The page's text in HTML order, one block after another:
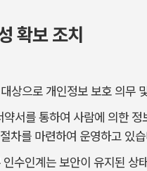
확보 조치
상으로 개인정보 보호 의무
서를 통하여 사람에 의한
차를 마련하여 운영하고 있
수인계는 보안이 유지된 상